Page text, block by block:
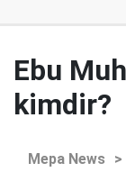
Ebu
kimdir?
Mepa News >